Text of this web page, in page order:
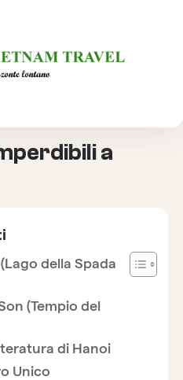
a
della Spada
(Tempio del
di Hanoi
Unico